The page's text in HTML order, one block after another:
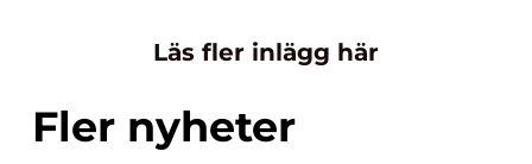
Läs fler inlägg här
Fler nyheter